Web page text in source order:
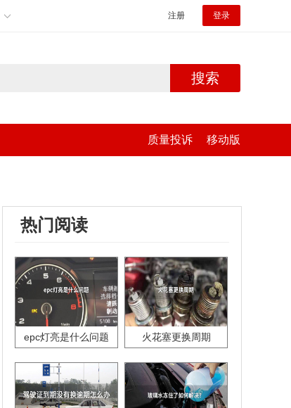
注册 登录
搜索
质量投诉 移动版
热门阅读
epc灯亮是什么问题 火花塞更换周期